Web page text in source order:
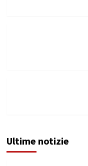
Ultime notizie